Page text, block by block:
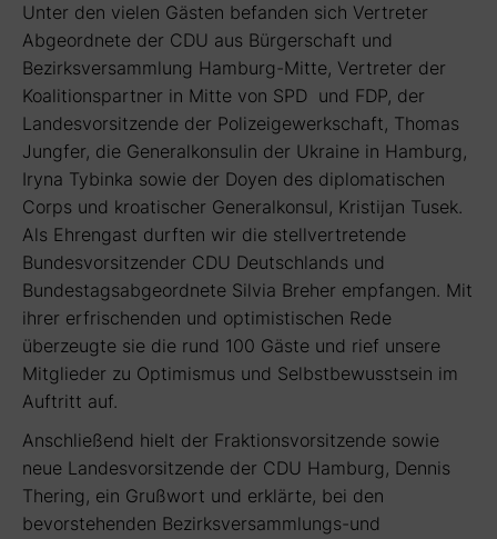
Unter den vielen Gästen befanden sich Vertreter
Abgeordnete der CDU aus Bürgerschaft und
Bezirksversammlung Hamburg-Mitte, Vertreter der
Koalitionspartner in Mitte von SPD und FDP, der
Landesvorsitzende der Polizeigewerkschaft, Thomas
Jungfer, die Generalkonsulin der Ukraine in Hamburg,
Iryna Tybinka sowie der Doyen des diplomatischen
Corps und kroatischer Generalkonsul, Kristijan Tusek.
Als Ehrengast durften wir die stellvertretende
Bundesvorsitzender CDU Deutschlands und
Bundestagsabgeordnete Silvia Breher empfangen. Mit
ihrer erfrischenden und optimistischen Rede
überzeugte sie die rund 100 Gäste und rief unsere
Mitglieder zu Optimismus und Selbstbewusstsein im
Auftritt auf.
Anschließend hielt der Fraktionsvorsitzende sowie
neue Landesvorsitzende der CDU Hamburg, Dennis
Thering, ein Grußwort und erklärte, bei den
bevorstehenden Bezirksversammlungs-und